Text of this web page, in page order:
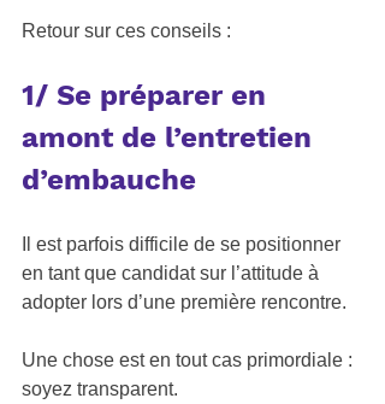
Retour sur ces conseils :
1/ Se préparer en
amont de l’entretien
d’embauche
Il est parfois difficile de se positionner
en tant que candidat sur l’attitude à
adopter lors d’une première rencontre.
Une chose est en tout cas primordiale :
soyez transparent.